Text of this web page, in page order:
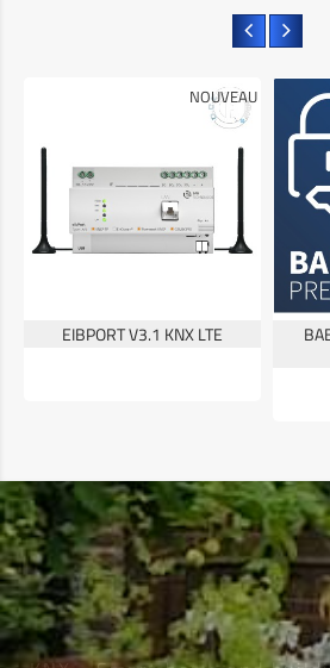
NOUVEAU
EIBPORT V3.1 KNX LTE